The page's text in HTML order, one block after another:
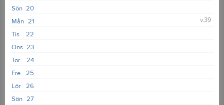
20
Sön
21
Mån
v.39
22
Tis
23
Ons
24
Tor
25
Fre
26
Lör
27
Sön